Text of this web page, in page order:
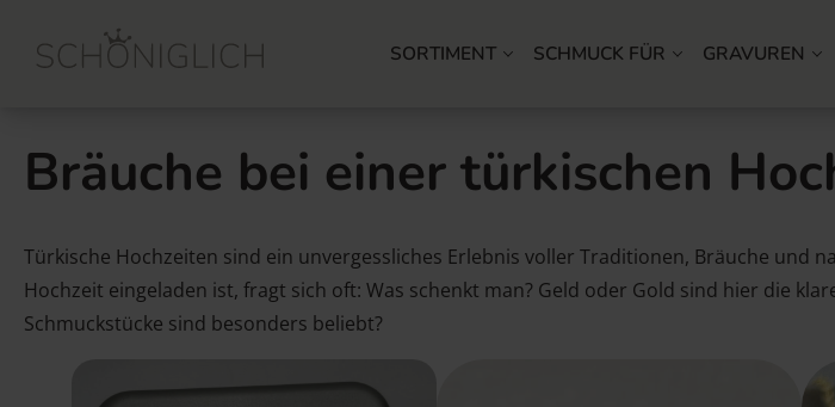
SORTIMENT SCHMUCK FÜR GRAVUREN
Bräuche bei einer türkischen
Türkische Hochzeiten sind ein unvergessliches Erlebnis voller Traditionen, Bräuche und
Hochzeit eingeladen ist, fragt sich oft: Was schenkt man? Geld oder Gold sind hier die
Schmuckstücke sind besonders beliebt?